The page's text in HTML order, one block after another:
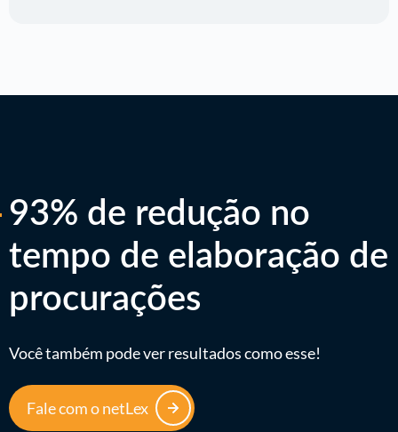
93% de redução no
tempo de elaboração de
procurações
Você também pode ver resultados como esse!
Fale com o netLex